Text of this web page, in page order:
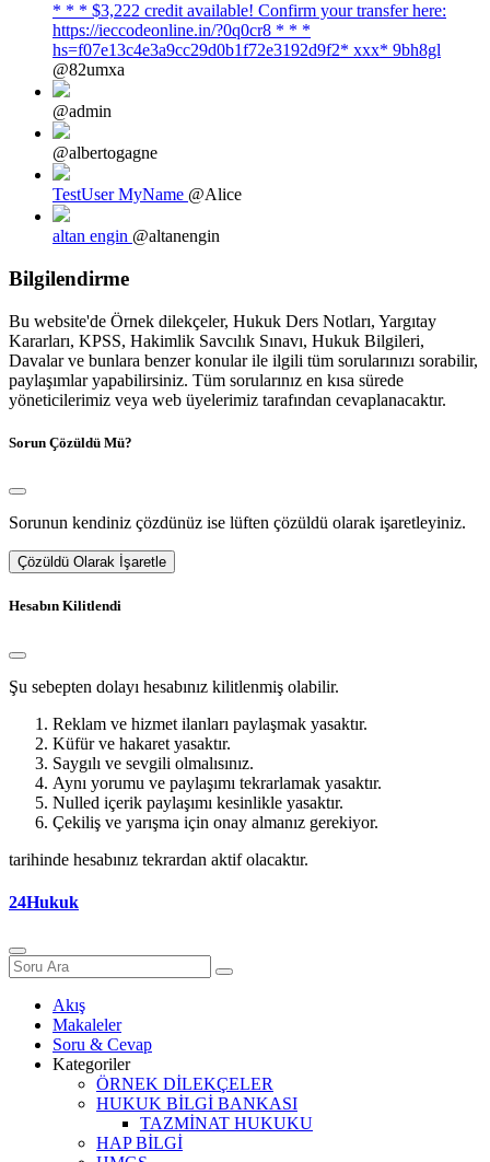
* * * $3,222 credit available! Confirm your transfer here:
https://ieccodeonline.in/?0q0cr8 * * *
hs=f07e13c4e3a9cc29d0b1f72e3192d9f2* ххх* 9bh8gl
@82umxa
@admin
@albertogagne
TestUser MyName @Alice
altan engin @altanengin
Bilgilendirme
Bu website'de Örnek dilekçeler, Hukuk Ders Notları, Yargıtay
Kararları, KPSS, Hakimlik Savcılık Sınavı, Hukuk Bilgileri,
Davalar ve bunlara benzer konular ile ilgili tüm sorularınızı sorabilir,
paylaşımlar yapabilirsiniz. Tüm sorularınız en kısa sürede
yöneticilerimiz veya web üyelerimiz tarafından cevaplanacaktır.
Sorun Çözüldü Mü?
Sorunun kendiniz çözdünüz ise lüften çözüldü olarak işaretleyiniz.
Çözüldü Olarak İşaretle
Hesabın Kilitlendi
Şu sebepten dolayı hesabınız kilitlenmiş olabilir.
Reklam ve hizmet ilanları paylaşmak yasaktır.
Küfür ve hakaret yasaktır.
Saygılı ve sevgili olmalısınız.
Aynı yorumu ve paylaşımı tekrarlamak yasaktır.
Nulled içerik paylaşımı kesinlikle yasaktır.
Çekiliş ve yarışma için onay almanız gerekiyor.
tarihinde hesabınız tekrardan aktif olacaktır.
24Hukuk
Akış
Makaleler
Soru & Cevap
Kategoriler
ÖRNEK DİLEKÇELER
HUKUK BİLGİ BANKASI
TAZMİNAT HUKUKU
HAP BİLGİ